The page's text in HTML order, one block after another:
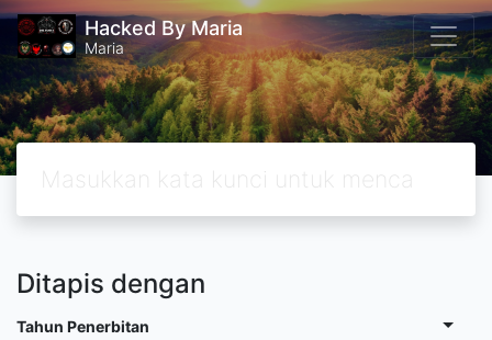
Hacked By Maria
Maria
Ditapis dengan
Tahun Penerbitan